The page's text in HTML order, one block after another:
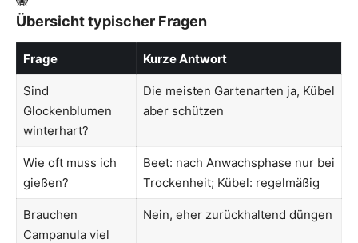
Übersicht typischer Fragen
Frage Kurze Antwort
Sind
Glockenblumen
winterhart?
Die meisten Gartenarten ja, Kübel
aber schützen
Wie oft muss ich
gießen?
Beet: nach Anwachsphase nur bei
Trockenheit; Kübel: regelmäßig
Brauchen
Campanula viel
Nein, eher zurückhaltend düngen